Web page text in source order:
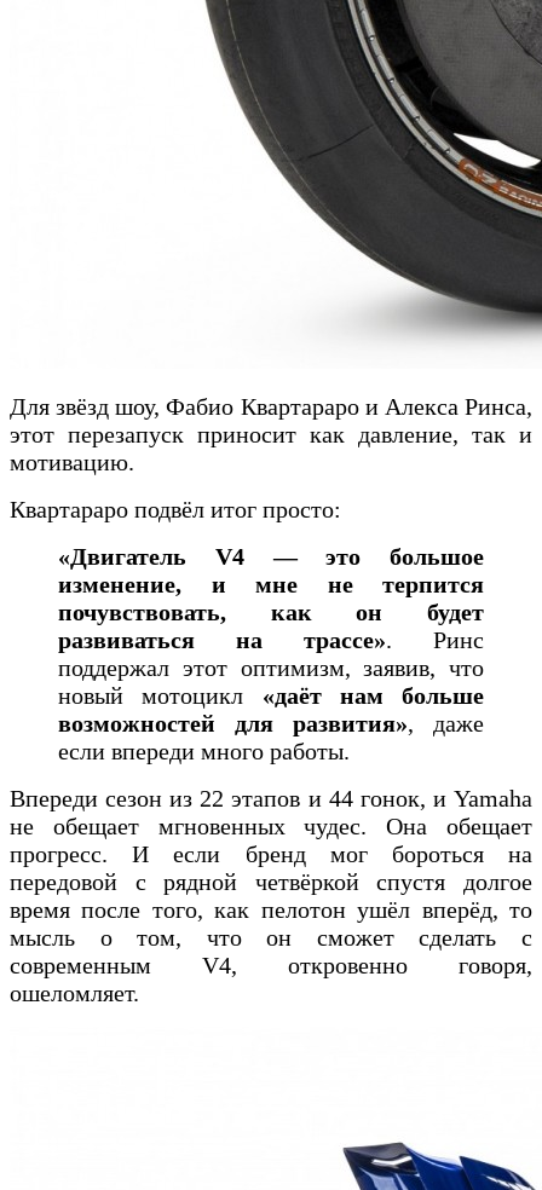
Для звёзд шоу, Фабио Квартараро и Алекса Ринса,
этот перезапуск приносит как давление, так и
мотивацию.
Квартараро подвёл итог просто:
«Двигатель V4 — это большое
изменение, и мне не терпится
почувствовать, как он будет
развиваться на трассе». Ринс
поддержал этот оптимизм, заявив, что
новый мотоцикл «даёт нам больше
возможностей для развития», даже
если впереди много работы.
Впереди сезон из 22 этапов и 44 гонок, и Yamaha
не обещает мгновенных чудес. Она обещает
прогресс. И если бренд мог бороться на
передовой с рядной четвёркой спустя долгое
время после того, как пелотон ушёл вперёд, то
мысль о том, что он сможет сделать с
современным V4, откровенно говоря,
ошеломляет.